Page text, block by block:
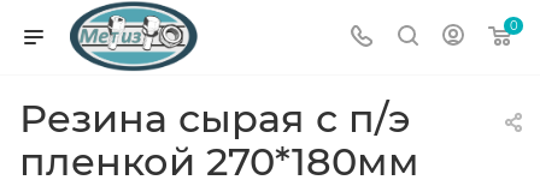
0
Резина сырая с п/э
пленкой 270*180мм